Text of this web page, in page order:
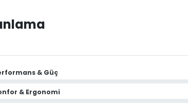
& Güç
& Ergonomi